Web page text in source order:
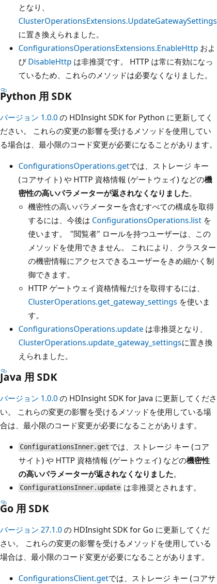
となり、
ClusterOperationsExtensions.UpdateGatewaySettings
に置き換えられました。
ConfigurationsOperationsExtensions.EnableHttp およ
びDisableHttp は非推奨です。 HTTP は常に有効になっ
ているため、これらのメソッドは必要なくなりました。
Python 用 SDK
バージョン 1.0.0の HDInsight SDK for Python に更新してく
ださい。 これらの変更の影響を受けるメソッドを使用してい
る場合は、最小限のコード変更が必要になることがあります。
ConfigurationsOperations.getでは、ストレージ キー
(コアサイト) や HTTP 資格情報 (ゲートウェイ) などの機
密性の高いパラメーターが返されなくなりました。
機密性の高いパラメーターを含むすべての構成を取得
するには、今後は ConfigurationsOperations.list を
使います。 "閲覧者" ロールを持つユーザーは、この
メソッドを使用できません。 これにより、クラスター
の機密情報にアクセスできるユーザーをきめ細かく制
御できます。
HTTP ゲートウェイ資格情報だけを取得するには、
ClusterOperations.get_gateway_settings を使いま
す。
ConfigurationsOperations.update は非推奨となり、
ClusterOperations.update_gateway_settingsに置き換
えられました。
Java 用 SDK
バージョン 1.0.0の HDInsight SDK for Java に更新してくださ
い。 これらの変更の影響を受けるメソッドを使用している場
合は、最小限のコード変更が必要になることがあります。
ConfigurationsInner.get では、ストレージ キー (コア
サイト) や HTTP 資格情報 (ゲートウェイ) などの機密性
の高いパラメーターが返されなくなりました。
ConfigurationsInner.update は非推奨とされます。
Go 用 SDK
バージョン 27.1.0の HDInsight SDK for Go に更新してくだ
さい。 これらの変更の影響を受けるメソッドを使用している
場合は、最小限のコード変更が必要になることがあります。
ConfigurationsClient.getでは、ストレージ キー (コアサ